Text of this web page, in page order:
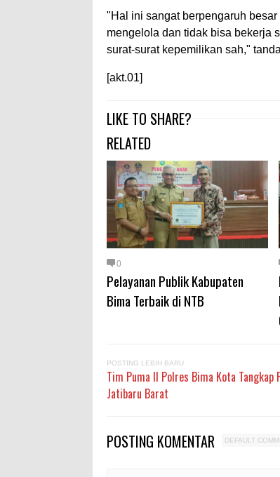
"Hal ini sangat berpengaruh
mengelola dan tidak bisa bekerja
surat-surat kepemilikan sah,"
[akt.01]
LIKE TO SHARE?
RELATED
0
Pelayanan Publik Kabupaten
Bima Terbaik di NTB
POSTING LEBIH BARU
Tim Puma II Polres Bima Kota Tangkap
Jatibaru Barat
POSTING KOMENTAR DEFAULT